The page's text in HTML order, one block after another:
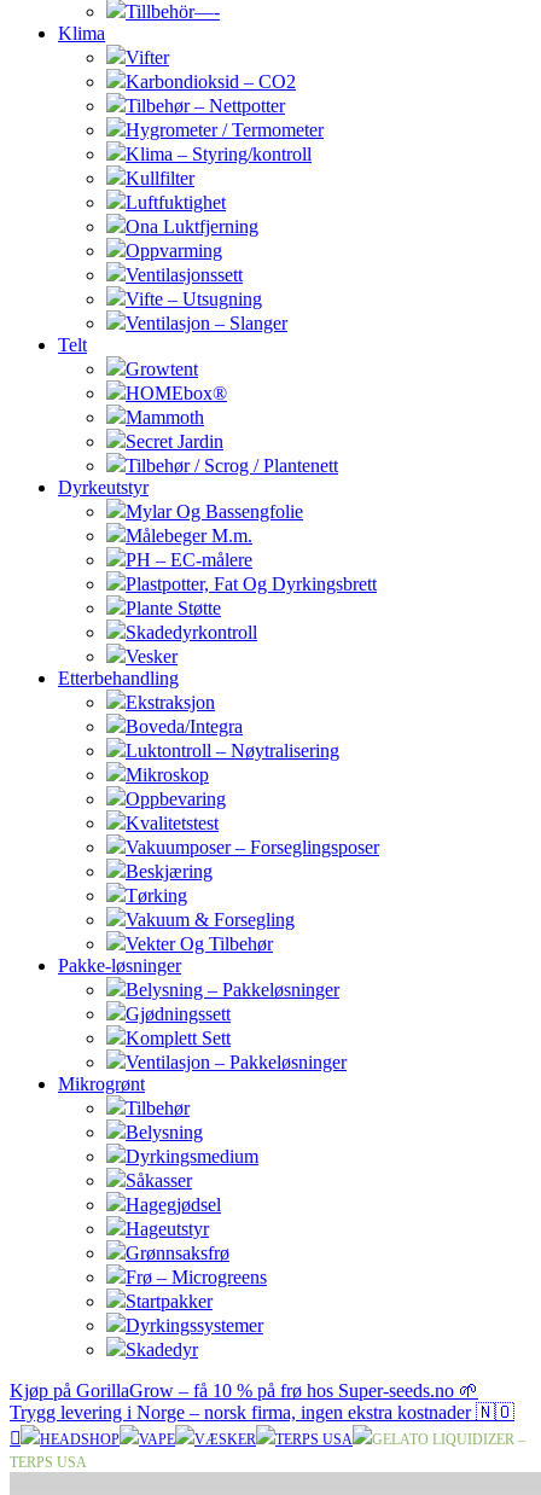
Tillbehör—-
Klima
Vifter
Karbondioksid – CO2
Tilbehør – Nettpotter
Hygrometer / Termometer
Klima – Styring/kontroll
Kullfilter
Luftfuktighet
Ona Luktfjerning
Oppvarming
Ventilasjonssett
Vifte – Utsugning
Ventilasjon – Slanger
Telt
Growtent
HOMEbox®
Mammoth
Secret Jardin
Tilbehør / Scrog / Plantenett
Dyrkeutstyr
Mylar Og Bassengfolie
Målebeger M.m.
PH – EC-målere
Plastpotter, Fat Og Dyrkingsbrett
Plante Støtte
Skadedyrkontroll
Vesker
Etterbehandling
Ekstraksjon
Boveda/Integra
Luktontroll – Nøytralisering
Mikroskop
Oppbevaring
Kvalitetstest
Vakuumposer – Forseglingsposer
Beskjæring
Tørking
Vakuum & Forsegling
Vekter Og Tilbehør
Pakke-løsninger
Belysning – Pakkeløsninger
Gjødningssett
Komplett Sett
Ventilasjon – Pakkeløsninger
Mikrogrønt
Tilbehør
Belysning
Dyrkingsmedium
Såkasser
Hagegjødsel
Hageutstyr
Grønnsaksfrø
Frø – Microgreens
Startpakker
Dyrkingssystemer
Skadedyr
Kjøp på GorillaGrow – få 10 % på frø hos Super-seeds.no 🌱
Trygg levering i Norge – norsk firma, ingen ekstra kostnader 🇳🇴
HEADSHOP VAPE VÆSKER TERPS USA
GELATO LIQUIDIZER –
TERPS USA